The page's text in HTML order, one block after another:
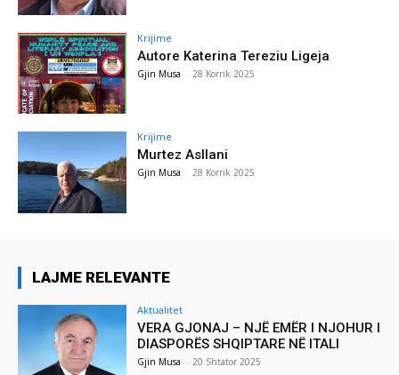
Krijime
Autore Katerina Tereziu Ligeja
Gjin Musa - 28 Korrik 2025
Krijime
Murtez Asllani
Gjin Musa - 28 Korrik 2025
LAJME RELEVANTE
Aktualitet
VERA GJONAJ – NJË EMËR I NJOHUR I
DIASPORËS SHQIPTARE NË ITALI
Gjin Musa - 20 Shtator 2025